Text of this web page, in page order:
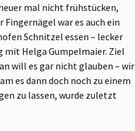
mal nicht frühstücken,
war es auch ein
Schnitzel essen – lecker
mit Helga Gumpelmaier. Ziel
will es gar nicht glauben – wir
es dann doch noch zu einem
zu lassen, wurde zuletzt